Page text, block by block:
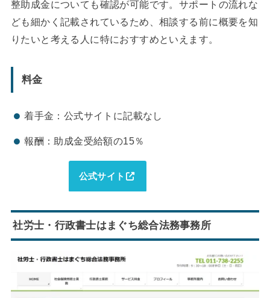
整助成金についても確認が可能です。サポートの流れな
ども細かく記載されているため、相談する前に概要を知
りたいと考える人に特におすすめといえます。
料金
着手金：公式サイトに記載なし
報酬：助成金受給額の15％
公式サイト
社労士・行政書士はまぐち総合法務事務所